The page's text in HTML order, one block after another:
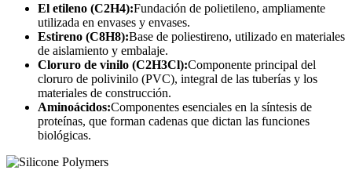
El etileno (C2H4):Fundación de polietileno, ampliamente
utilizada en envases y envases.
Estireno (C8H8):Base de poliestireno, utilizado en materiales
de aislamiento y embalaje.
Cloruro de vinilo (C2H3Cl):Componente principal del
cloruro de polivinilo (PVC), integral de las tuberías y los
materiales de construcción.
Aminoácidos:Componentes esenciales en la síntesis de
proteínas, que forman cadenas que dictan las funciones
biológicas.